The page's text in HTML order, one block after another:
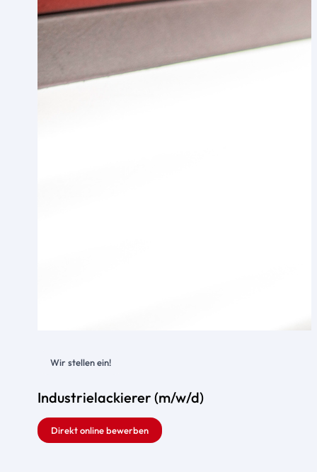
Wir stellen ein!
Industrielackierer (m/w/d)
Direkt online bewerben